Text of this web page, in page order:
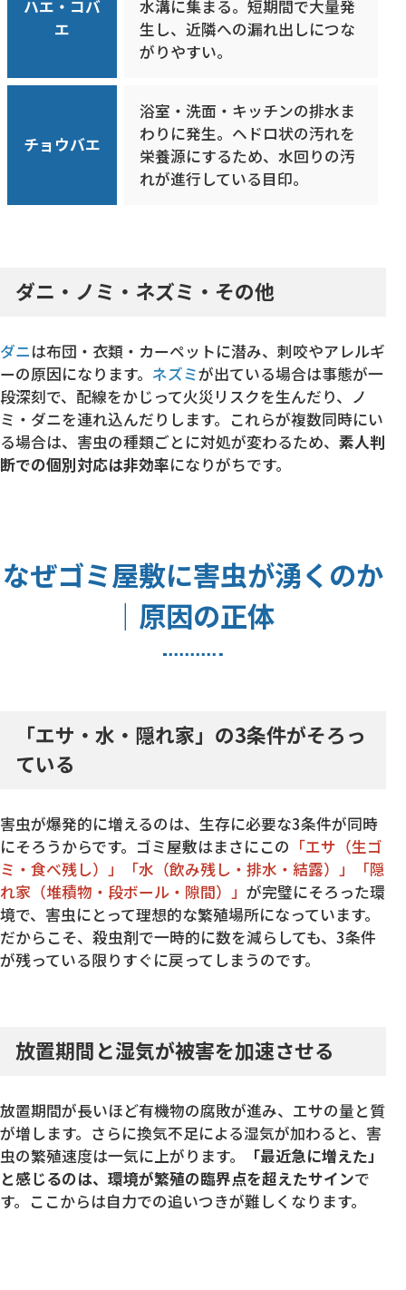
ハエ・コバ
エ
水溝に集まる。短期間で大量発
生し、近隣への漏れ出しにつな
がりやすい。
チョウバエ
浴室・洗面・キッチンの排水ま
わりに発生。ヘドロ状の汚れを
栄養源にするため、水回りの汚
れが進行している目印。
ダニ・ノミ・ネズミ・その他
ダニは布団・衣類・カーペットに潜み、刺咬やアレルギ
ーの原因になります。 ネズミが出ている場合は事態が一
段深刻で、配線をかじって火災リスクを生んだり、ノ
ミ・ダニを連れ込んだりします。これらが複数同時にい
る場合は、害虫の種類ごとに対処が変わるため、 素人判
断での個別対応は非効率になりがちです。
なぜゴミ屋敷に害虫が湧くのか
｜原因の正体
「エサ・水・隠れ家」の3条件がそろっ
ている
害虫が爆発的に増えるのは、生存に必要な3条件が同時
にそろうからです。ゴミ屋敷はまさにこの 「エサ（生ゴ
ミ・食べ残し）」「水（飲み残し・排水・結露）」「隠
れ家（堆積物・段ボール・隙間）」 が完璧にそろった環
境で、害虫にとって理想的な繁殖場所になっています。
だからこそ、殺虫剤で一時的に数を減らしても、3条件
が残っている限りすぐに戻ってしまうのです。
放置期間と湿気が被害を加速させる
放置期間が長いほど有機物の腐敗が進み、エサの量と質
が増します。さらに換気不足による湿気が加わると、害
虫の繁殖速度は一気に上がります。
「最近急に増えた」
と感じるのは、環境が繁殖の臨界点を超えたサインで
す。ここからは自力での追いつきが難しくなります。